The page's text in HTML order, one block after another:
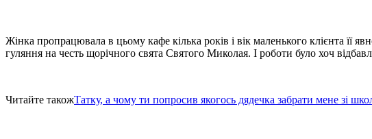
Жінка пропрацювала в цьому кафе кілька років і вік маленького клієнта її
гуляння на честь щорічного свята Святого Миколая. І роботи було хоч
Читайте такожТатку, а чому ти попросив якогось дядечка забрати мене зі